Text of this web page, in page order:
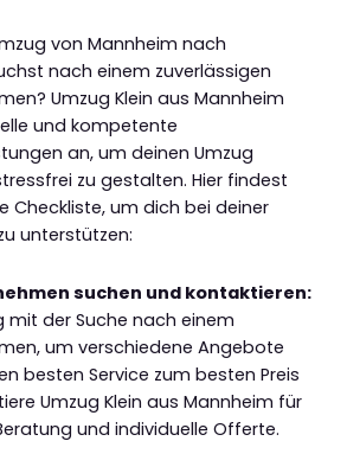
von Mannheim nach
nach einem zuverlässigen
Umzug Klein aus Mannheim
und kompetente
an, um deinen Umzug
zu gestalten. Hier findest
Checkliste, um dich bei deiner
unterstützen:
suchen und kontaktieren:
mit der Suche nach einem
um verschiedene Angebote
besten Service zum besten Preis
Umzug Klein aus Mannheim für
und individuelle Offerte.